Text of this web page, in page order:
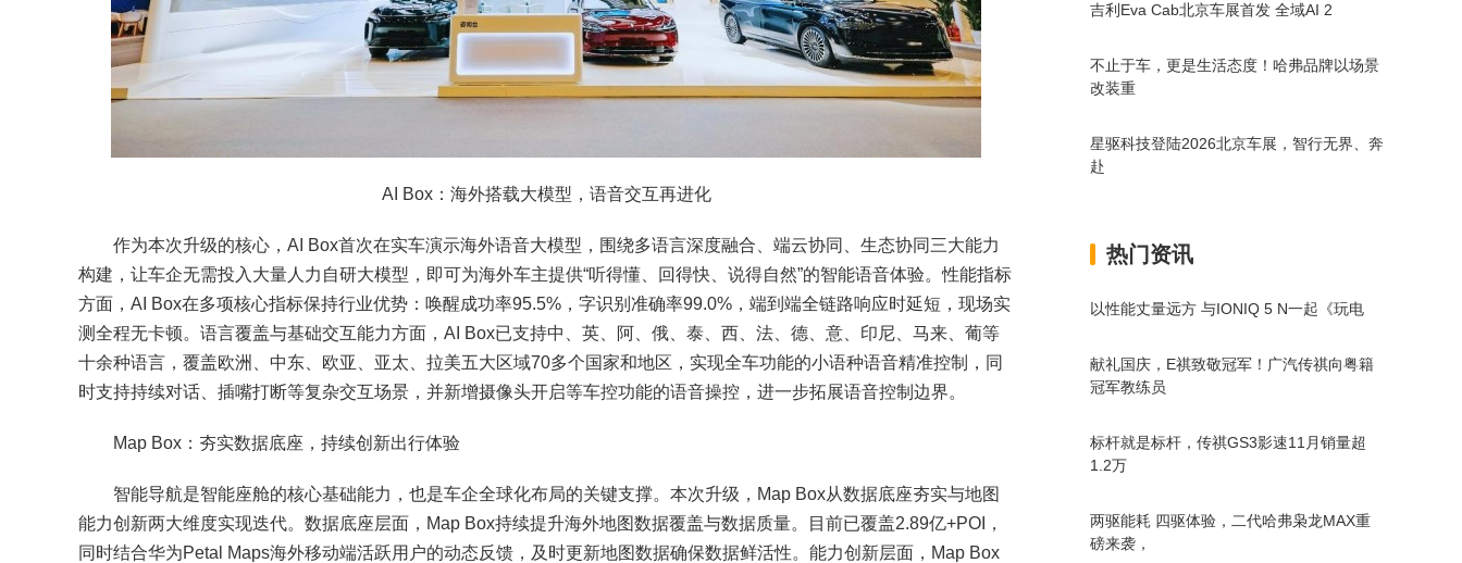
AI Box：海外搭载大模型，语音交互再进化
作为本次升级的核心，AI Box首次在实车演示海外语音大模型，围绕多语言深度融合、端云协同、生态协同三大能力
构建，让车企无需投入大量人力自研大模型，即可为海外车主提供“听得懂、回得快、说得自然”的智能语音体验。性能指标
方面，AI Box在多项核心指标保持行业优势：唤醒成功率95.5%，字识别准确率99.0%，端到端全链路响应时延短，现场实
测全程无卡顿。语言覆盖与基础交互能力方面，AI Box已支持中、英、阿、俄、泰、西、法、德、意、印尼、马来、葡等
十余种语言，覆盖欧洲、中东、欧亚、亚太、拉美五大区域70多个国家和地区，实现全车功能的小语种语音精准控制，同
时支持持续对话、插嘴打断等复杂交互场景，并新增摄像头开启等车控功能的语音操控，进一步拓展语音控制边界。
Map Box：夯实数据底座，持续创新出行体验
智能导航是智能座舱的核心基础能力，也是车企全球化布局的关键支撑。本次升级，Map Box从数据底座夯实与地图
能力创新两大维度实现迭代。数据底座层面，Map Box持续提升海外地图数据覆盖与数据质量。目前已覆盖2.89亿+POI，
同时结合华为Petal Maps海外移动端活跃用户的动态反馈，及时更新地图数据确保数据鲜活性。能力创新层面，Map Box
吉利Eva Cab北京车展首发 全域AI 2
不止于车，更是生活态度！哈弗品牌以场景
改装重
星驱科技登陆2026北京车展，智行无界、奔
赴
热门资讯
以性能丈量远方 与IONIQ 5 N一起《玩电
献礼国庆，E祺致敬冠军！广汽传祺向粤籍
冠军教练员
标杆就是标杆，传祺GS3影速11月销量超
1.2万
两驱能耗 四驱体验，二代哈弗枭龙MAX重
磅来袭，